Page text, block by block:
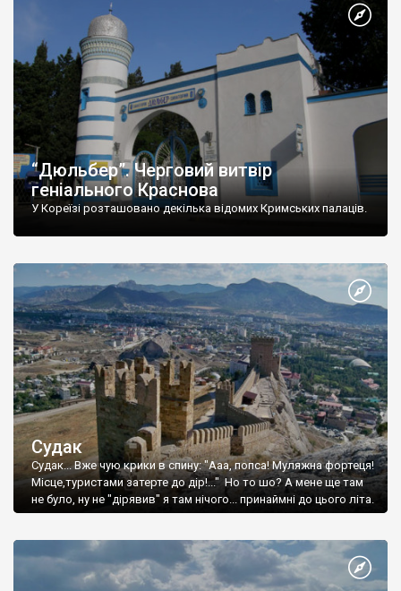
“Дюльбер”. Черговий витвір
геніального Краснова
У Кореїзі розташовано декілька відомих Кримських палаців.
Судак
Судак... Вже чую крики в спину: "Ааа, попса! Муляжна фортеця!
Місце,туристами затерте до дір!..." Но то шо? А мене ще там
не було, ну не "дірявив" я там нічого... принаймні до цього літа.